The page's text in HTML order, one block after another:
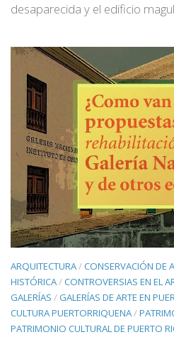
desaparecida y el edificio
ARQUITECTURA/CONSERVACIÓN DE
HISTÓRICA/CONTROVERSIAS EN EL
GALERÍAS / GALERÍAS DE ARTE EN
CULTURA PUERTORRIQUENA/
PATRIMONIO CULTURAL DE PUERTO